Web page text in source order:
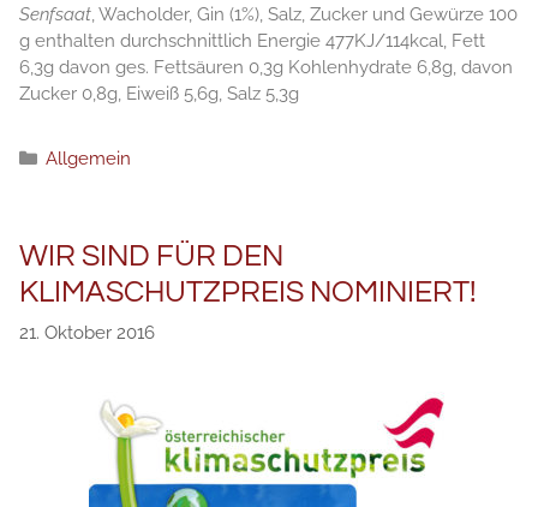
Senfsaat, Wacholder, Gin (1%), Salz, Zucker und Gewürze 100
g enthalten durchschnittlich Energie 477KJ/114kcal, Fett
6,3g davon ges. Fettsäuren 0,3g Kohlenhydrate 6,8g, davon
Zucker 0,8g, Eiweiß 5,6g, Salz 5,3g
Kategorien
Allgemein
WIR SIND FÜR DEN
KLIMASCHUTZPREIS NOMINIERT!
21. Oktober 2016